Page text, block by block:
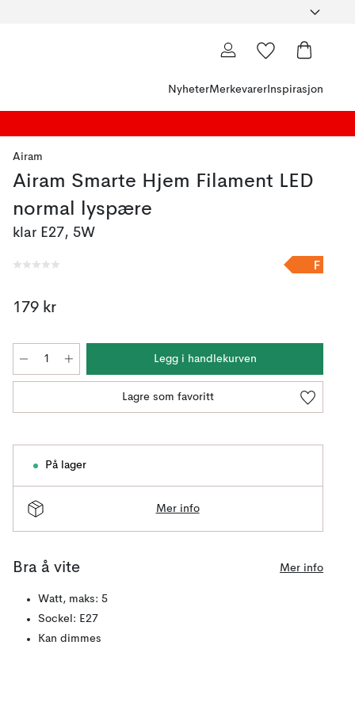
NyheterMerkevarer Inspirasjon
Airam
Airam Smarte Hjem Filament LED
normal lyspære
klar E27, 5W
F
179 kr
Legg i handlekurven
Lagre som favoritt
På lager
Mer info
Bra å vite Mer info
Watt, maks: 5
Sockel: E27
Kan dimmes